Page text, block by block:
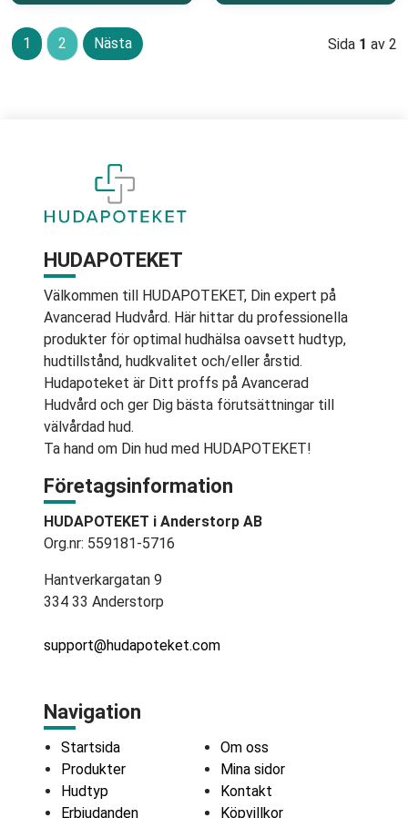
1 2 Nästa Sida 1 av 2
HUDAPOTEKET
Välkommen till HUDAPOTEKET, Din expert på
Avancerad Hudvård. Här hittar du professionella
produkter för optimal hudhälsa oavsett hudtyp,
hudtillstånd, hudkvalitet och/eller årstid.
Hudapoteket är Ditt proffs på Avancerad
Hudvård och ger Dig bästa förutsättningar till
välvårdad hud.
Ta hand om Din hud med HUDAPOTEKET!
Företagsinformation
HUDAPOTEKET i Anderstorp AB
Org.nr: 559181-5716
Hantverkargatan 9
334 33 Anderstorp
support@hudapoteket.com
Navigation
Startsida
Produkter
Hudtyp
Erbjudanden
Om oss
Mina sidor
Kontakt
Köpvillkor